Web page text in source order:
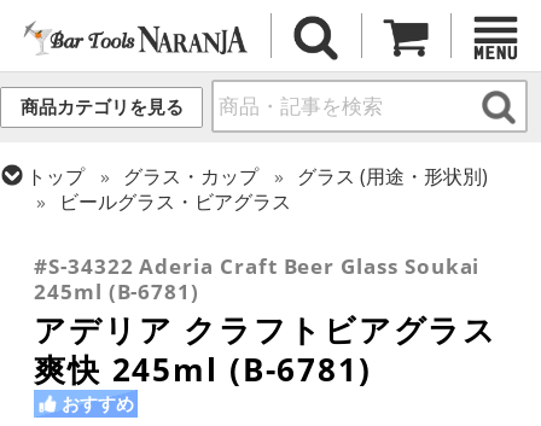
商品カテゴリを見る
トップ グラス・カップ
グラス (用途・形状別)
ビールグラス・ビアグラス
その他ブランド
#S-34322 Aderia Craft Beer Glass Soukai
245ml (B-6781)
アデリア クラフトビアグラス
爽快 245ml (B-6781)
おすすめ